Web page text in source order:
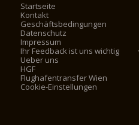
Startseite
Kontakt
Geschäftsbedingungen
Datenschutz
Impressum
Ihr Feedback ist uns wichtig
Ueber uns
HGF
Flughafentransfer Wien
Cookie-Einstellungen